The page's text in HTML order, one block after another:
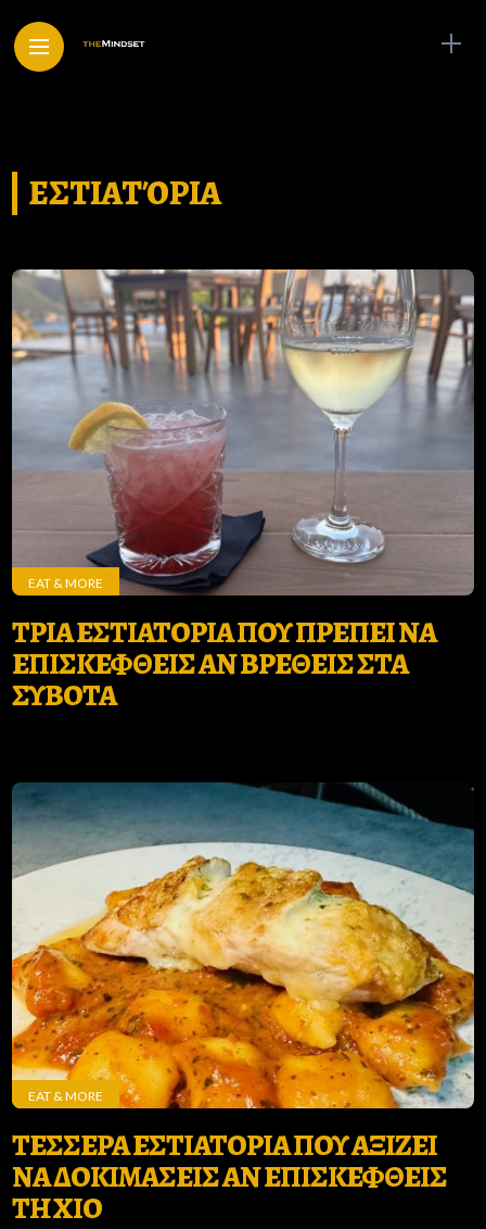
ΕΣΤΙΑΤΌΡΙΑ
EAT & MORE
ΤΡΙΑ ΕΣΤΙΑΤΟΡΙΑ ΠΟΥ ΠΡΕΠΕΙ ΝΑ
ΕΠΙΣΚΕΦΘΕΙΣ ΑΝ ΒΡΕΘΕΙΣ ΣΤΑ
ΣΥΒΟΤΑ
EAT & MORE
ΤΕΣΣΕΡΑ ΕΣΤΙΑΤΟΡΙΑ ΠΟΥ ΑΞΙΖΕΙ
ΝΑ ΔΟΚΙΜΑΣΕΙΣ ΑΝ ΕΠΙΣΚΕΦΘΕΙΣ
ΤΗ ΧΙΟ